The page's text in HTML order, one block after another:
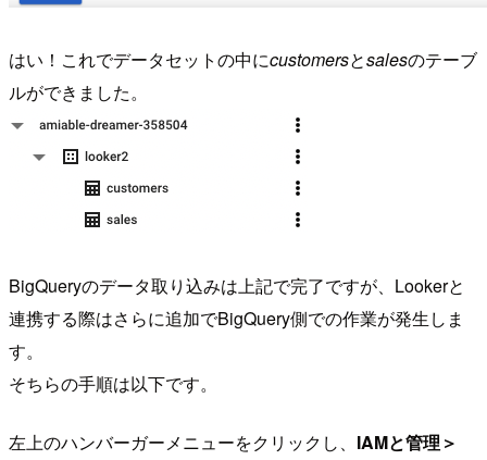
はい！これでデータセットの中にcustomersとsalesのテーブ
ルができました。
BigQueryのデータ取り込みは上記で完了ですが、Lookerと
連携する際はさらに追加でBigQuery側での作業が発生しま
す。
そちらの手順は以下です。
左上のハンバーガーメニューをクリックし、 IAMと管理＞